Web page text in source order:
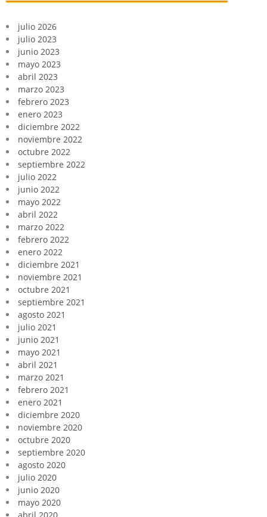
julio 2026
julio 2023
junio 2023
mayo 2023
abril 2023
marzo 2023
febrero 2023
enero 2023
diciembre 2022
noviembre 2022
octubre 2022
septiembre 2022
julio 2022
junio 2022
mayo 2022
abril 2022
marzo 2022
febrero 2022
enero 2022
diciembre 2021
noviembre 2021
octubre 2021
septiembre 2021
agosto 2021
julio 2021
junio 2021
mayo 2021
abril 2021
marzo 2021
febrero 2021
enero 2021
diciembre 2020
noviembre 2020
octubre 2020
septiembre 2020
agosto 2020
julio 2020
junio 2020
mayo 2020